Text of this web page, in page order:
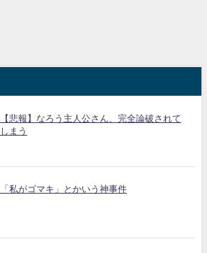
【悲報】なろう主人公さん、完全論破されて
しまう
「私がゴマキ」とかいう神事件